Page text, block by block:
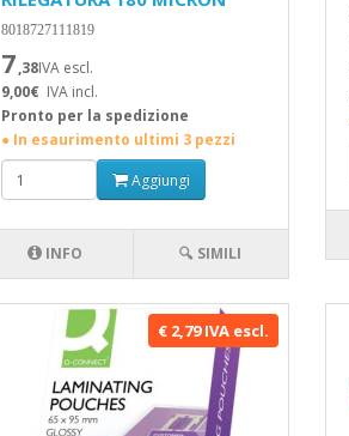
8018727111819
7,38IVA escl.
9,00€ IVA incl.
Pronto per la spedizione
● In esaurimento ultimi 3 pezzi
Aggiungi
INFO 🔍 SIMILI
€ 2,79 IVA escl.